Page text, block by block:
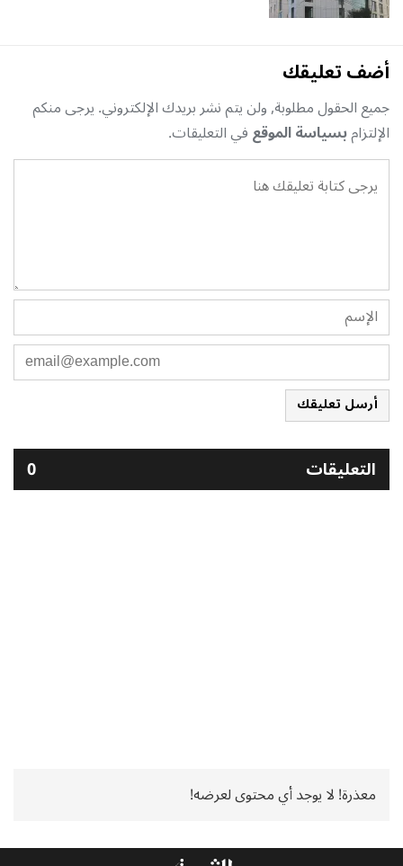
أضف تعليقك
جميع الحقول مطلوبة, ولن يتم نشر بريدك الإلكتروني. يرجى منكم
الإلتزامبسياسة الموقعفي التعليقات.
أرسل تعليقك
التعليقات 0
معذرة! لا يوجد أي محتوى لعرضه!